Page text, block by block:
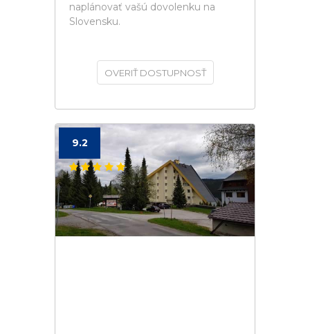
naplánovať vašú dovolenku na
Slovensku.
OVERIŤ DOSTUPNOSŤ
9.2